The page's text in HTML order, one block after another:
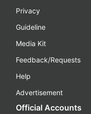
Privacy
Guideline
Media Kit
Feedback/Requests
Help
Advertisement
Official Accounts